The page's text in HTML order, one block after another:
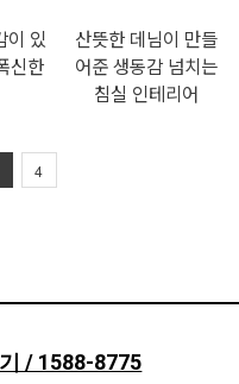
이 있
신한
산뜻한 데님이 만들
어준 생동감 넘치는
침실 인테리어
4
/ 1588-8775